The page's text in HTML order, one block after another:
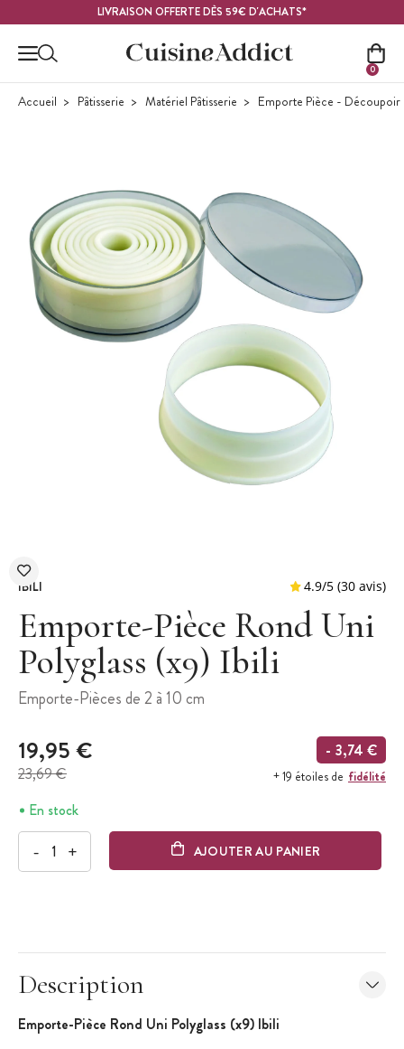
LIVRAISON OFFERTE DÈS 59€ D'ACHATS*
0
Accueil Pâtisserie Matériel Pâtisserie Emporte Pièce - Découpoir
IBILI
Emporte-Pièce Rond Uni
Polyglass (x9) Ibili
Emporte-Pièces de 2 à 10 cm
19,95 €
23,69 €
- 3,74 €
+ 19 étoiles de fidélité
En stock
- + AJOUTER AU PANIER
Description
Emporte-Pièce Rond Uni Polyglass (x9) Ibili